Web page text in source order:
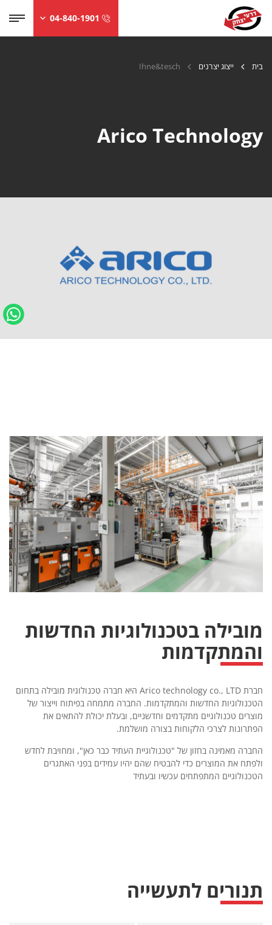
04-840-1901
בית ייצוג יצרנים Ihne&tesch
Arico Technology
מובילה בטכנולוגיות החדשות
והמתקדמות
חברת Arico technology co., LTD היא חברה טכנולוגית מובילה בתחום
הטכנולוגיות החדשות והמתקדמות. החברה מתמחה בפיתוח וייצור של
מוצרים טכנולוגיים מתקדמים וחדשניים, ובעלת יכולת להתאים את
הפתרונות לצרכי הלקוחות בצורה מושלמת.
החברה מאמינה בחזון של "טכנולוגיית העתיד כבר כאן", ומחויבת לחדש
ולפתח את המוצרים כדי להבטיח שהם יהיו עמידים בפני האתגרים
הטכנולוגיים המתפתחים עכשיו ובעתיד
תנורים לתעשייה